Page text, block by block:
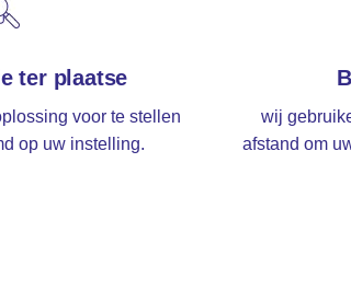
ter plaatse
voor te stellen
op uw instelling.
wij
afstand om